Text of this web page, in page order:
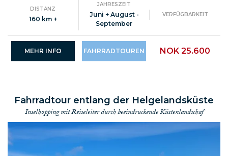
DISTANZ
160 km +
JAHRESZEIT
Juni + August -
September
VERFÜGBARKEIT
MEHR INFO FAHRRADTOUREN NOK 25.600
Fahrradtour entlang der Helgelandsküste
Inselhopping mit Reiseleiter durch beeindruckende Küstenlandschaf